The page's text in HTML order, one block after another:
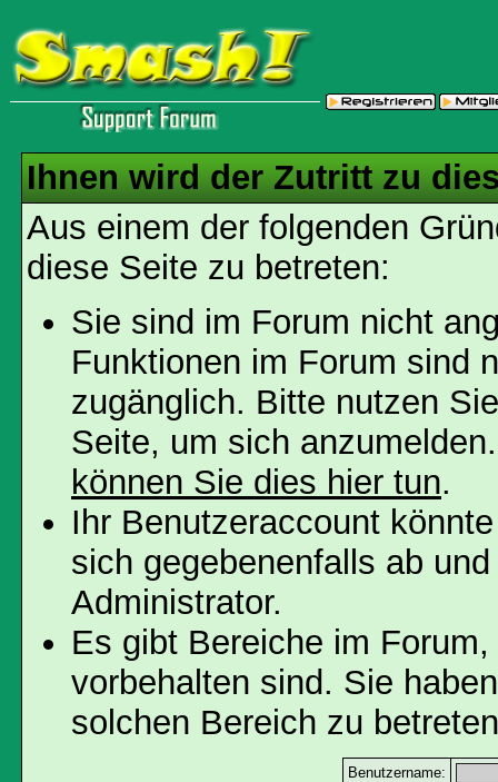
Ihnen wird der Zutritt zu
Aus einem der folgenden
diese Seite zu betreten:
Sie sind im Forum nicht
Funktionen im Forum sind
zugänglich. Bitte nutzen
Seite, um sich
können Sie dies hier tun.
Ihr Benutzeraccount
sich gegebenenfalls ab
Administrator.
Es gibt Bereiche im
vorbehalten sind. Sie
solchen Bereich zu
Benutzername: